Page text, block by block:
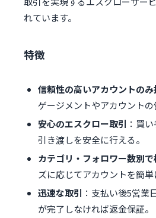
れています。
特徴
信頼性の高いアカウントのみ
ゲージメントやアカウントの
安心のエスクロー取引 ：買
引き渡しを安全に行える。
カテゴリ・フォロワー数別
ズに応じてアカウントを簡単
迅速な取引 ：支払い後5営業
が完了しなければ返金保証。